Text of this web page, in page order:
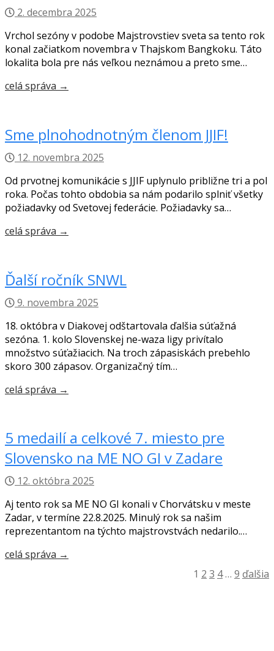
2. decembra 2025
Vrchol sezóny v podobe Majstrovstiev sveta sa tento rok
konal začiatkom novembra v Thajskom Bangkoku. Táto
lokalita bola pre nás veľkou neznámou a preto sme…
celá správa →
Sme plnohodnotným členom JJIF!
12. novembra 2025
Od prvotnej komunikácie s JJIF uplynulo približne tri a pol
roka. Počas tohto obdobia sa nám podarilo splniť všetky
požiadavky od Svetovej federácie. Požiadavky sa…
celá správa →
Ďalší ročník SNWL
9. novembra 2025
18. októbra v Diakovej odštartovala ďalšia súťažná
sezóna. 1. kolo Slovenskej ne-waza ligy privítalo
množstvo súťažiacich. Na troch zápasiskách prebehlo
skoro 300 zápasov. Organizačný tím…
celá správa →
5 medailí a celkové 7. miesto pre
Slovensko na ME NO GI v Zadare
12. októbra 2025
Aj tento rok sa ME NO GI konali v Chorvátsku v meste
Zadar, v termíne 22.8.2025. Minulý rok sa našim
reprezentantom na týchto majstrovstvách nedarilo.…
celá správa →
1 2 3 4… 9 ďalšia